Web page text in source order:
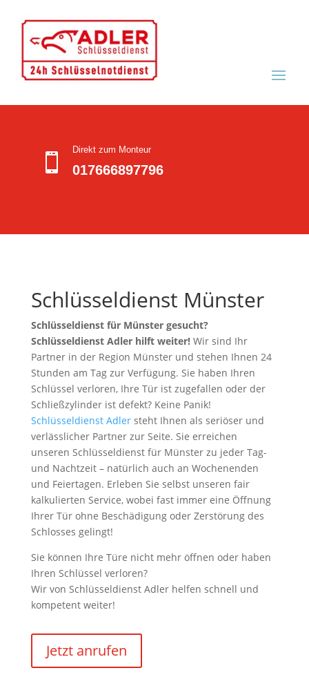

Direkt zum Monteur
017666897796
Schlüsseldienst Münster
Schlüsseldienst für Münster gesucht?
Schlüsseldienst Adler hilft weiter!Wir sind Ihr
Partner in der Region Münster und stehen Ihnen 24
Stunden am Tag zur Verfügung. Sie haben Ihren
Schlüssel verloren, Ihre Tür ist zugefallen oder der
Schließzylinder ist defekt? Keine Panik!
Schlüsseldienst Adlersteht Ihnen als seriöser und
verlässlicher Partner zur Seite. Sie erreichen
unseren Schlüsseldienst für Münster zu jeder Tag-
und Nachtzeit – natürlich auch an Wochenenden
und Feiertagen. Erleben Sie selbst unseren fair
kalkulierten Service, wobei fast immer eine Öffnung
Ihrer Tür ohne Beschädigung oder Zerstörung des
Schlosses gelingt!
Sie können Ihre Türe nicht mehr öffnen oder haben
Ihren Schlüssel verloren?
Wir von Schlüsseldienst Adler helfen schnell und
kompetent weiter!
Jetzt anrufen